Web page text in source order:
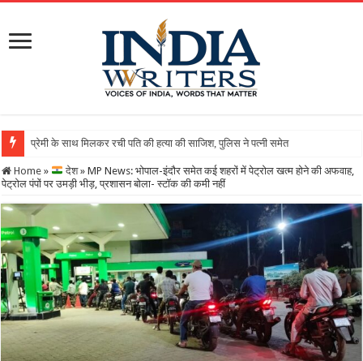
Home » देश » MP News: भोपाल-इंदौर समेत कई शहरों में पेट्रोल खत्म होने की अफवाह,
पेट्रोल पंपों पर उमड़ी भीड़, प्रशासन बोला- स्टॉक की कमी नहीं